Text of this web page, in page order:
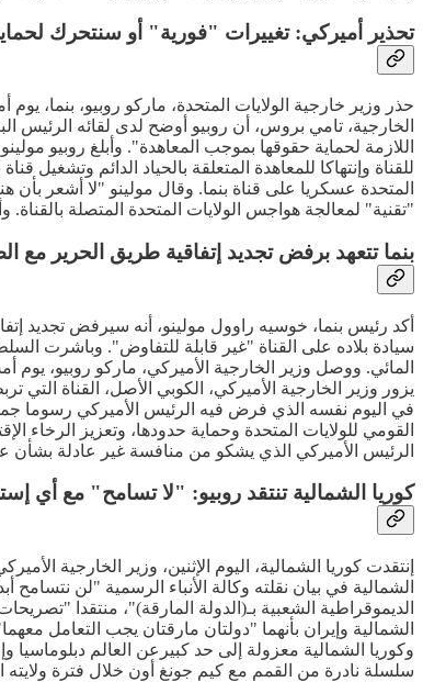
تحذير أميركي: تغييرات "فورية" أو سنتحرك
حذر وزير خارجية الولايات المتحدة، ماركو روبيو، بنما،
الخارجية، تامي بروس، أن روبيو أوضح لدى لقائه الرئيس
اللازمة لحماية حقوقها بموجب المعاهدة". وأبلغ روبيو
للقناة وإنتهاكا للمعاهدة المتعلقة بالحياد الدائم
المتحدة عسكريا على قناة بنما. وقال مولينو "لا أشعر بأن
"تقنية" لمعالجة هواجس الولايات المتحدة المتصلة
بنما تتعهد برفض تجديد إتفاقية طريق الحرير مع
أكد رئيس بنما، خوسيه راوول مولينو، أنه سيرفض تجديد
سيادة بلاده على القناة "غير قابلة للتفاوض". وباشرت
المائي. ووصل وزير الخارجية الأميركي، ماركو روبيو،
يزور وزير الخارجية الأميركي، الكوبي الأصل، القناة
في اليوم نفسه الذي فرض فيه الرئيس الأميركي رسوما
القومي للولايات المتحدة وحماية حدودها، وتعزيز الرخاء
الرئيس الأميركي الذي يشكو من منافسة غير عادلة بشأن
كوريا الشمالية تنتقد روبيو: "لا تسامح" مع أي
إنتقدت كوريا الشمالية، اليوم الإثنين، وزير الخارجية
الشمالية في بيان نقلته وكالة الأنباء الرسمية "لن
الديموقراطية الشعبية بـ(الدولة المارقة)"، منتقدا
الشمالية وإيران بأنهما "دولتان مارقتان يجب التعامل
وكوريا الشمالية معزولة إلى حد كبيرعن العالم
سلسلة نادرة من القمم مع كيم جونغ أون خلال فترة